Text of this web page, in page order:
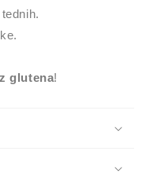
glutena!